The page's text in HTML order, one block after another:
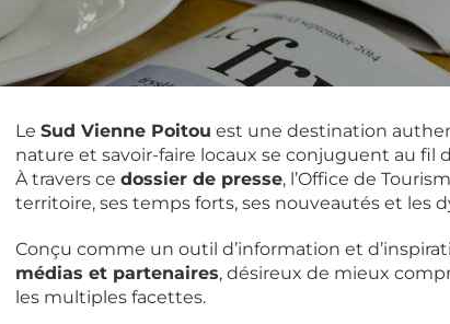
Le Sud Vienne Poitou est une destination
nature et savoir-faire locaux se conjuguent au fil
À travers ce dossier de presse, l’Office de
territoire, ses temps forts, ses nouveautés et les
Conçu comme un outil d’information et
médias et partenaires, désireux de mieux
les multiples facettes.